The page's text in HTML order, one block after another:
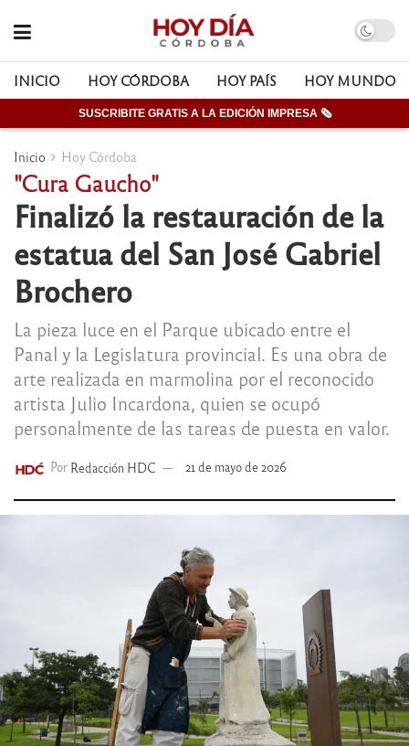
INICIO HOY CÓRDOBA HOY PAÍS HOY MUNDO
SUSCRIBITE GRATIS A LA EDICIÓN IMPRESA 🗞
Inicio Hoy Córdoba
"Cura Gaucho"
Finalizó la restauración de la
estatua del San José Gabriel
Brochero
La pieza luce en el Parque ubicado entre el
Panal y la Legislatura provincial. Es una obra de
arte realizada en marmolina por el reconocido
artista Julio Incardona, quien se ocupó
personalmente de las tareas de puesta en valor.
Por Redacción HDC 21 de mayo de 2026